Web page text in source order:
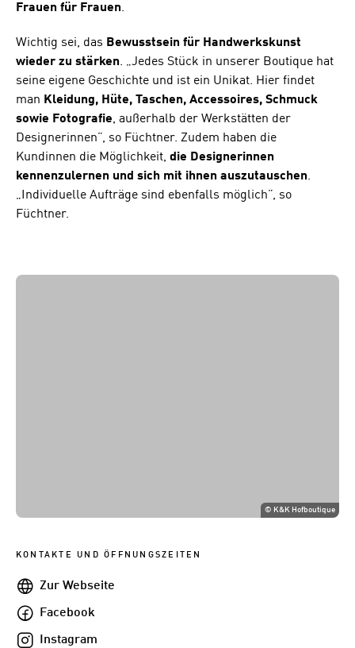
Frauen für Frauen.
Wichtig sei, das Bewusstsein für Handwerkskunst
wieder zu stärken. „Jedes Stück in unserer Boutique hat
seine eigene Geschichte und ist ein Unikat. Hier findet
man Kleidung, Hüte, Taschen, Accessoires, Schmuck
sowie Fotografie, außerhalb der Werkstätten der
Designerinnen”, so Füchtner. Zudem haben die
Kundinnen die Möglichkeit, die Designerinnen
kennenzulernen und sich mit ihnen auszutauschen.
„Individuelle Aufträge sind ebenfalls möglich”, so
Füchtner.
© K&K Hofboutique
KONTAKTE UND ÖFFNUNGSZEITEN
WebseiteZur Webseite
FacebookFacebook
Instagram
Instagram